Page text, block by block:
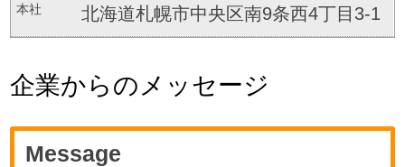
本社 北海道札幌市中央区南9条西4丁目3-1
企業からのメッセージ
Message